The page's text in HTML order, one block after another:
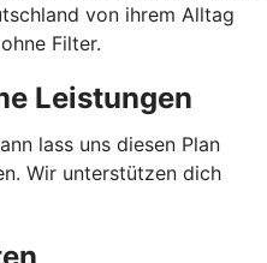
von ihrem Alltag
Filter.
Leistungen
lass uns diesen Plan
Wir unterstützen dich